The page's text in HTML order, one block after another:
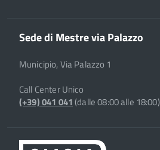
Sede di Mestre via Palazzo
Municipio, Via Palazzo 1
Call Center Unico
(+39) 041 041(dalle 08:00 alle 18:00)